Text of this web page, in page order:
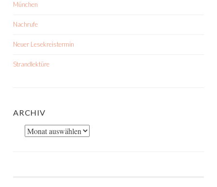
München
Nachrufe
Neuer Lesekreistermin
Strandlektüre
ARCHIV
Archiv